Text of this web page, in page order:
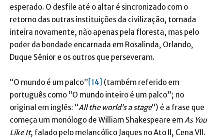
esperado. O desfile até o altar é sincronizado com o
retorno das outras instituições da civilização, tornada
inteira novamente, não apenas pela floresta, mas pelo
poder da bondade encarnada em Rosalinda, Orlando,
Duque Sênior e os outros que perseveram.
“O mundo é um palco” [14] (também referido em
português como “O mundo inteiro é um palco”; no
original em inglês: “All the world’s a stage“) é a frase que
começa um monólogo de William Shakespeare emAs You
Like It, falado pelo melancólico Jaques no Ato II, Cena VII.